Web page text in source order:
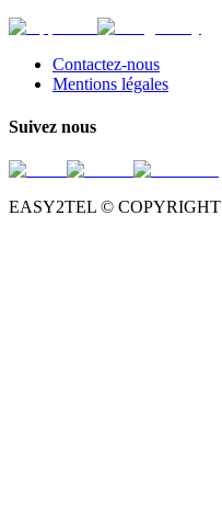
Contactez-nous
Mentions légales
Suivez nous
EASY2TEL © COPYRIGHT